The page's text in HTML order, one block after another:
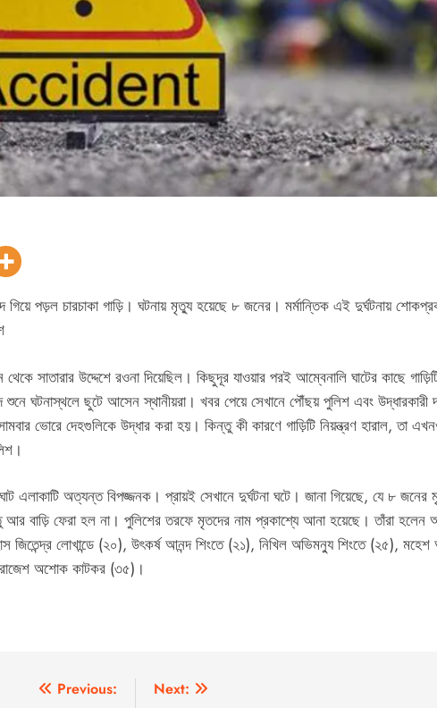
গিয়ে পড়ল চারচাকা গাড়ি। ঘটনায় মৃত্যু হয়েছে ৮ জনের। মর্মান্তিক এই দুর্ঘটনায়
সাতারার উদ্দেশে রওনা দিয়েছিল। কিছুদূর যাওয়ার পরই আম্বেনালি ঘাটের কাছে
শুনে ঘটনাস্থলে ছুটে আসেন স্থানীয়রা। খবর পেয়ে সেখানে পৌঁছয় পুলিশ এবং
ভোরে দেহগুলিকে উদ্ধার করা হয়। কিন্তু কী কারণে গাড়িটি নিয়ন্ত্রণ হারাল, তা
এলাকাটি অত্যন্ত বিপজ্জনক। প্রায়ই সেখানে দুর্ঘটনা ঘটে। জানা গিয়েছে, যে ৮ জনের
আর বাড়ি ফেরা হল না। পুলিশের তরফে মৃতদের নাম প্রকাশ্যে আনা হয়েছে। তাঁরা হলেন
জিতেন্দ্র লোখান্ডে (২০), উৎকর্ষ আনন্দ শিংতে (২১), নিখিল অভিমন্যু শিংতে (২৫),
অশোক কাটকর (৩৫)।
Previous:
Next: